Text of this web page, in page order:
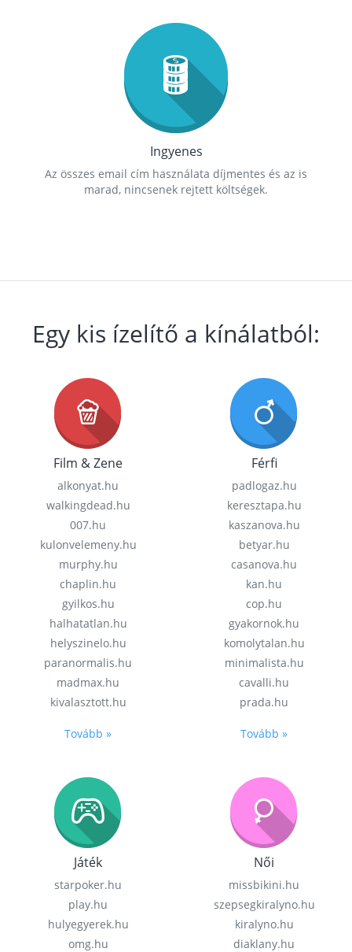
Ingyenes
Az összes email cím használata díjmentes és az is
marad, nincsenek rejtett költségek.
Egy kis ízelítő a kínálatból:
Film & Zene
alkonyat.hu
walkingdead.hu
007.hu
kulonvelemeny.hu
murphy.hu
chaplin.hu
gyilkos.hu
halhatatlan.hu
helyszinelo.hu
paranormalis.hu
madmax.hu
kivalasztott.hu
Tovább »
Férfi
padlogaz.hu
keresztapa.hu
kaszanova.hu
betyar.hu
casanova.hu
kan.hu
cop.hu
gyakornok.hu
komolytalan.hu
minimalista.hu
cavalli.hu
prada.hu
Tovább »
Játék
starpoker.hu
play.hu
hulyegyerek.hu
omg.hu
Női
missbikini.hu
szepsegkiralyno.hu
kiralyno.hu
diaklany.hu